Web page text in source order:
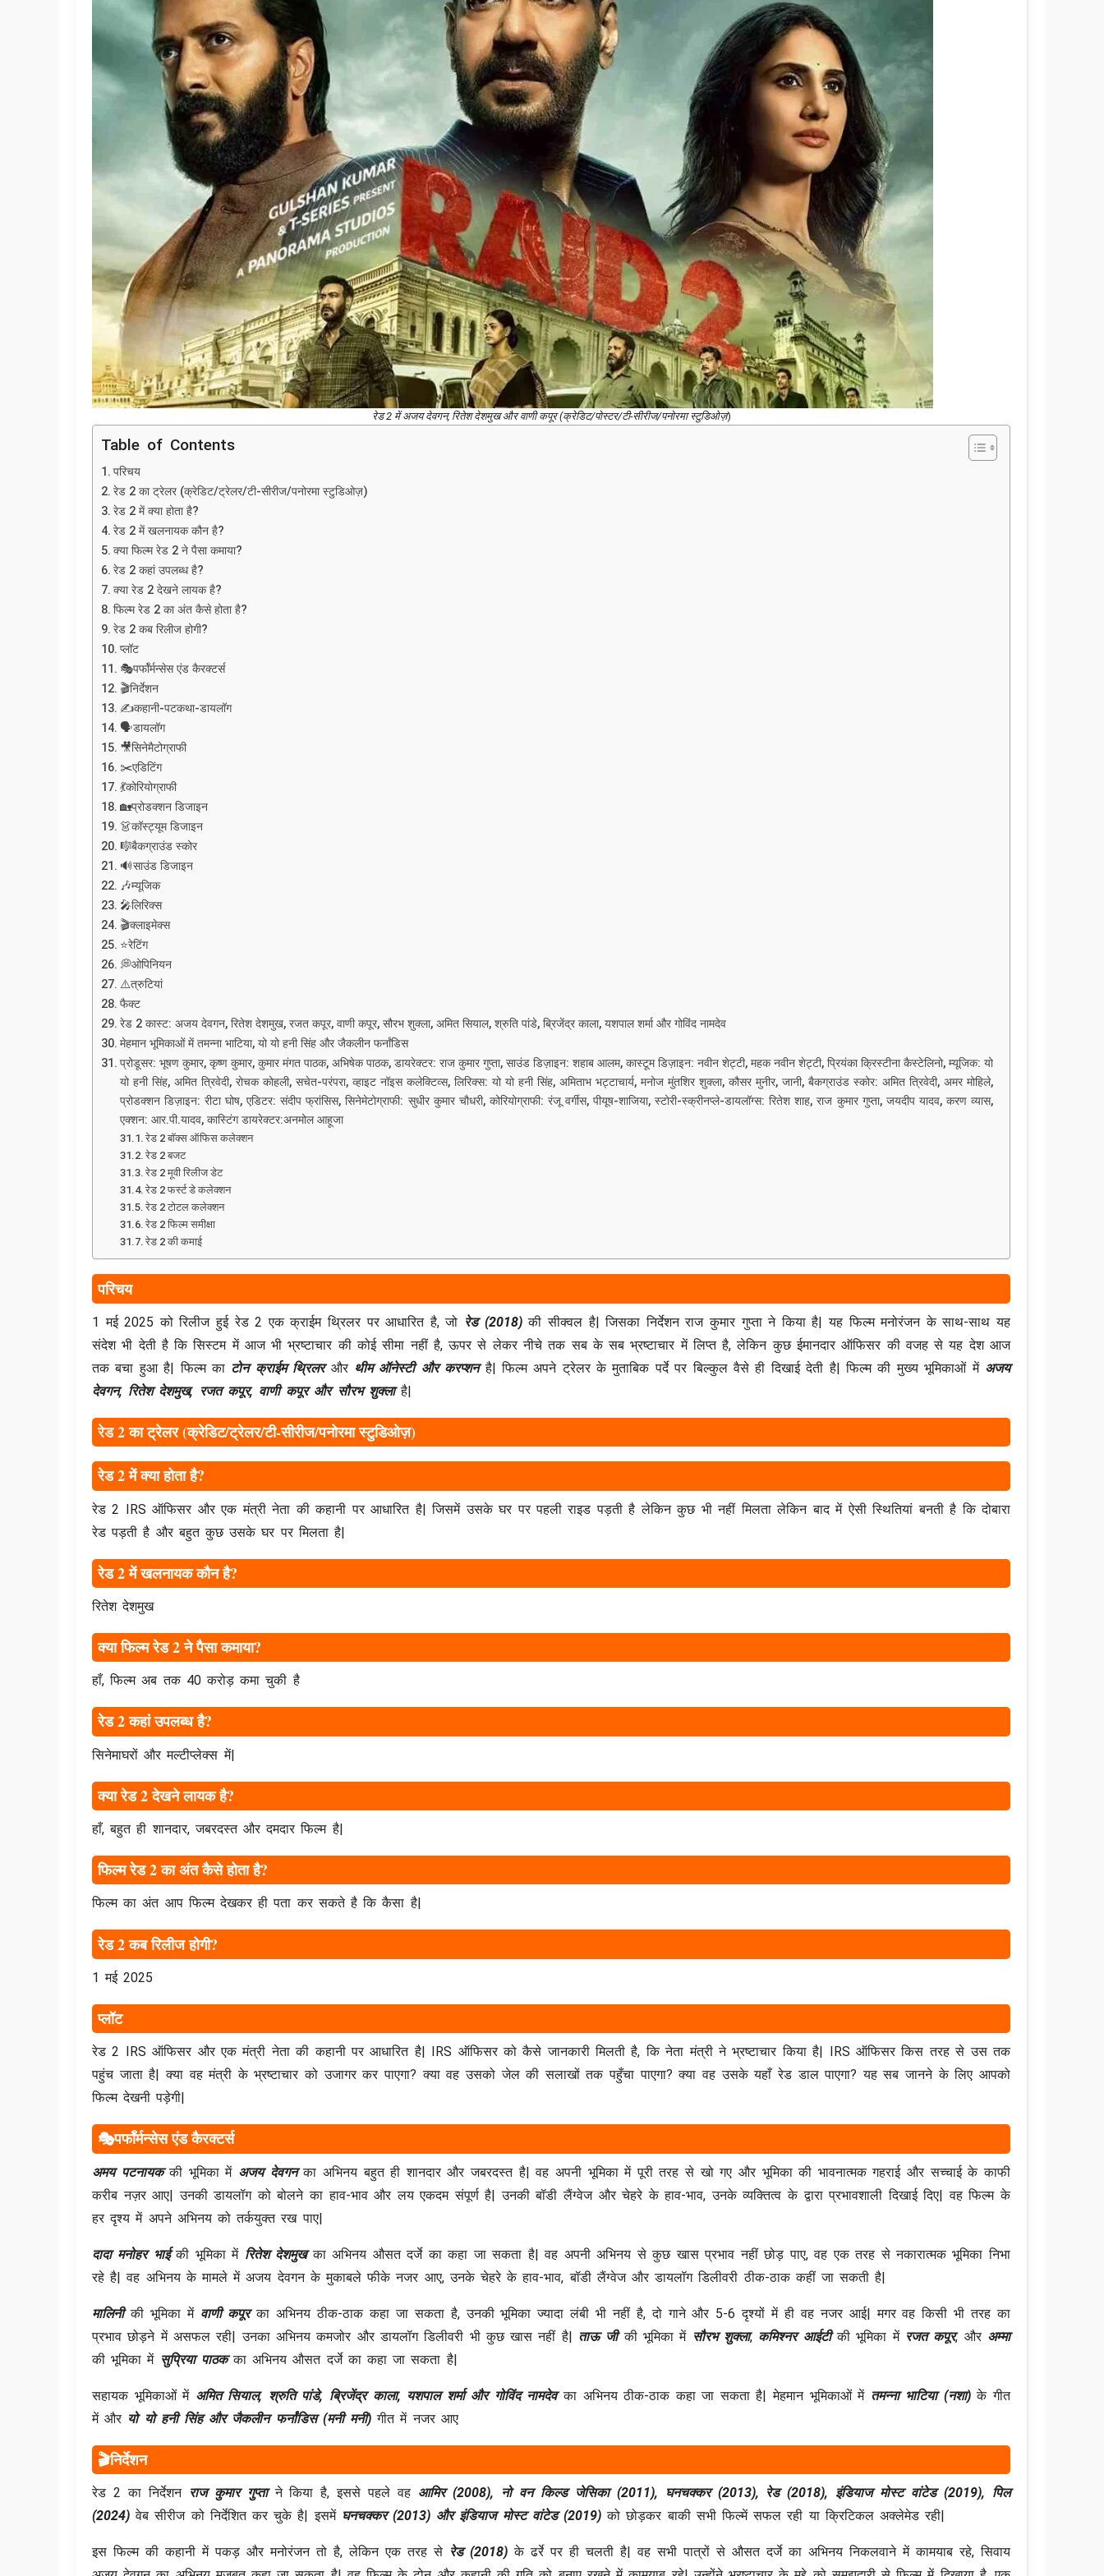
रेड 2 में अजय देवगन, रितेश देशमुख और वाणी कपूर (क्रेडिट/पोस्टर/टी-सीरीज/पनोरमा स्टुडिओज़)
Table of Contents
परिचय
रेड 2 का ट्रेलर (क्रेडिट/ट्रेलर/टी-सीरीज/पनोरमा स्टुडिओज़)
रेड 2 में क्या होता है?
रेड 2 में खलनायक कौन है?
क्या फिल्म रेड 2 ने पैसा कमाया?
रेड 2 कहां उपलब्ध है?
क्या रेड 2 देखने लायक है?
फिल्म रेड 2 का अंत कैसे होता है?
रेड 2 कब रिलीज होगी?
प्लॉट
🎭पर्फॉर्मन्सेस एंड कैरक्टर्स
🎬निर्देशन
✍️कहानी-पटकथा-डायलॉग
🗣️डायलॉग
🎥सिनेमैटोग्राफी
✂️एडिटिंग
💃कोरियोग्राफी
🏡प्रोडक्शन डिजाइन
👗कॉस्ट्यूम डिजाइन
🎼बैकग्राउंड स्कोर
🔊साउंड डिजाइन
🎶म्यूजिक
🎤लिरिक्स
🎬क्लाइमेक्स
⭐रेटिंग
💭ओपिनियन
⚠️त्रुटियां
फैक्ट
रेड 2 कास्ट: अजय देवगन, रितेश देशमुख, रजत कपूर, वाणी कपूर, सौरभ शुक्ला, अमित सियाल, श्रुति पांडे, ब्रिजेंद्र काला, यशपाल शर्मा और गोविंद नामदेव
मेहमान भूमिकाओं में तमन्ना भाटिया, यो यो हनी सिंह और जैकलीन फर्नांडिस
प्रोडूसर: भूषण कुमार, कृष्ण कुमार, कुमार मंगत पाठक, अभिषेक पाठक, डायरेक्टर: राज कुमार गुप्ता, साउंड डिज़ाइन: शहाब आलम, कास्टूम डिज़ाइन: नवीन शेट्टी, महक नवीन शेट्टी, प्रियंका क्रिस्टीना कैस्टेलिनो, म्यूजिक: यो
यो हनी सिंह, अमित त्रिवेदी, रोचक कोहली, सचेत-परंपरा, व्हाइट नॉइस कलेक्टिव्स, लिरिक्स: यो यो हनी सिंह, अमिताभ भट्टाचार्य, मनोज मुंतशिर शुक्ला, कौसर मुनीर, जानी, बैकग्राउंड स्कोर: अमित त्रिवेदी, अमर मोहिले,
प्रोडक्शन डिज़ाइन: रीटा घोष, एडिटर: संदीप फ्रांसिस, सिनेमेटोग्राफी: सुधीर कुमार चौधरी, कोरियोग्राफी: रंजू वर्गीस, पीयूष-शाजिया, स्टोरी-स्क्रीनप्ले-डायलॉग्स: रितेश शाह, राज कुमार गुप्ता, जयदीप यादव, करण व्यास,
एक्शन: आर.पी.यादव, कास्टिंग डायरेक्टर:अनमोल आहूजा
रेड 2 बॉक्स ऑफिस कलेक्शन
रेड 2 बजट
रेड 2 मूवी रिलीज डेट
रेड 2 फर्स्ट डे कलेक्शन
रेड 2 टोटल कलेक्शन
रेड 2 फिल्म समीक्षा
रेड 2 की कमाई
परिचय
1 मई 2025 को रिलीज हुई रेड 2 एक क्राईम थ्रिलर पर आधारित है, जो रेड (2018)की सीक्वल है| जिसका निर्देशन राज कुमार गुप्ता ने किया है| यह फिल्म मनोरंजन के साथ-साथ यह
संदेश भी देती है कि सिस्टम में आज भी भ्रष्टाचार की कोई सीमा नहीं है, ऊपर से लेकर नीचे तक सब के सब भ्रष्टाचार में लिप्त है, लेकिन कुछ ईमानदार ऑफिसर की वजह से यह देश आज
तक बचा हुआ है| फिल्म का टोन क्राईम थ्रिलर और थीम ऑनेस्टी और करप्शनहै| फिल्म अपने ट्रेलर के मुताबिक पर्दे पर बिल्कुल वैसे ही दिखाई देती है| फिल्म की मुख्य भूमिकाओं में अजय
देवगन, रितेश देशमुख, रजत कपूर, वाणी कपूर और सौरभ शुक्लाहै|
रेड 2का ट्रेलर (क्रेडिट/ट्रेलर/टी-सीरीज/पनोरमा स्टुडिओज़)
रेड 2 में क्या होता है?
रेड 2 IRS ऑफिसर और एक मंत्री नेता की कहानी पर आधारित है| जिसमें उसके घर पर पहली राइड पड़ती है लेकिन कुछ भी नहीं मिलता लेकिन बाद में ऐसी स्थितियां बनती है कि दोबारा
रेड पड़ती है और बहुत कुछ उसके घर पर मिलता है|
रेड 2 में खलनायक कौन है?
रितेश देशमुख
क्या फिल्म रेड 2 ने पैसा कमाया?
हाँ, फिल्म अब तक 40 करोड़ कमा चुकी है
रेड 2 कहां उपलब्ध है?
सिनेमाघरों और मल्टीप्लेक्स में|
क्या रेड 2 देखने लायक है?
हाँ, बहुत ही शानदार, जबरदस्त और दमदार फिल्म है|
फिल्म रेड 2 का अंत कैसे होता है?
फिल्म का अंत आप फिल्म देखकर ही पता कर सकते है कि कैसा है|
रेड 2 कब रिलीज होगी?
1 मई 2025
प्लॉट
रेड 2 IRS ऑफिसर और एक मंत्री नेता की कहानी पर आधारित है| IRS ऑफिसर को कैसे जानकारी मिलती है, कि नेता मंत्री ने भ्रष्टाचार किया है| IRS ऑफिसर किस तरह से उस तक
पहुंच जाता है| क्या वह मंत्री के भ्रष्टाचार को उजागर कर पाएगा? क्या वह उसको जेल की सलाखों तक पहुँचा पाएगा? क्या वह उसके यहाँ रेड डाल पाएगा? यह सब जानने के लिए आपको
फिल्म देखनी पड़ेगी|
🎭पर्फॉर्मन्सेस एंड कैरक्टर्स
अमय पटनायककी भूमिका में अजय देवगनका अभिनय बहुत ही शानदार और जबरदस्त है| वह अपनी भूमिका में पूरी तरह से खो गए और भूमिका की भावनात्मक गहराई और सच्चाई के काफी
करीब नज़र आए| उनकी डायलॉग को बोलने का हाव-भाव और लय एकदम संपूर्ण है| उनकी बॉडी लैंग्वेज और चेहरे के हाव-भाव, उनके व्यक्तित्व के द्वारा प्रभावशाली दिखाई दिए| वह फिल्म के
हर दृश्य में अपने अभिनय को तर्कयुक्त रख पाए|
दादा मनोहर भाईकी भूमिका में रितेश देशमुखका अभिनय औसत दर्जे का कहा जा सकता है| वह अपनी अभिनय से कुछ खास प्रभाव नहीं छोड़ पाए, वह एक तरह से नकारात्मक भूमिका निभा
रहे है| वह अभिनय के मामले में अजय देवगन के मुकाबले फीके नजर आए, उनके चेहरे के हाव-भाव, बॉडी लैंग्वेज और डायलॉग डिलीवरी ठीक-ठाक कहीं जा सकती है|
मालिनीकी भूमिका में वाणी कपूरका अभिनय ठीक-ठाक कहा जा सकता है, उनकी भूमिका ज्यादा लंबी भी नहीं है, दो गाने और 5-6 दृश्यों में ही वह नजर आई| मगर वह किसी भी तरह का
प्रभाव छोड़ने में असफल रही| उनका अभिनय कमजोर और डायलॉग डिलीवरी भी कुछ खास नहीं है| ताऊ जीकी भूमिका में सौरभ शुक्ला, कमिश्नर आईटीकी भूमिका में रजत कपूर, और अम्मा
की भूमिका में सुप्रिया पाठकका अभिनय औसत दर्जे का कहा जा सकता है|
सहायक भूमिकाओं में अमित सियाल, श्रुति पांडे, ब्रिजेंद्र काला, यशपाल शर्मा और गोविंद नामदेवका अभिनय ठीक-ठाक कहा जा सकता है| मेहमान भूमिकाओं में तमन्ना भाटिया (नशा)के गीत
में और यो यो हनी सिंह और जैकलीन फर्नांडिस (मनी मनी)गीत में नजर आए
🎬निर्देशन
रेड 2 का निर्देशनराज कुमार गुप्ताने किया है, इससे पहले वह आमिर (2008), नो वन किल्ड जेसिका (2011), घनचक्कर (2013), रेड (2018), इंडियाज मोस्ट वांटेड (2019), पिल
(2024) वेब सीरीज को निर्देशित कर चुके है| इसमें घनचक्कर (2013) और इंडियाज मोस्ट वांटेड (2019) को छोड़कर बाकी सभी फिल्में सफल रही या क्रिटिकल अक्लेमेड रही|
इस फिल्म की कहानी में पकड़ और मनोरंजन तो है, लेकिन एक तरह से रेड (2018) के ढर्रे पर ही चलती है| वह सभी पात्रों से औसत दर्जे का अभिनय निकलवाने में कामयाब रहे, सिवाय